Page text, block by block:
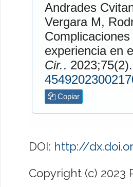
Andrades
VergaraM,
experiencia en
Cir.
Copiar
DOI: http://
Copyright (c) 2023